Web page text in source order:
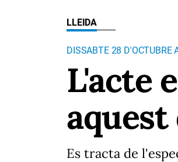
LLEIDA
DISSABTE 28 D'OCTUBRE
L'acte
aquest
Es tracta de